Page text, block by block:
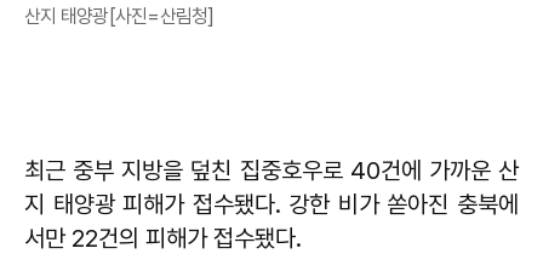
산지 태양광[사진=산림청]
최근 중부 지방을 덮친 집중호우로 40건에 가까운 산
지 태양광 피해가 접수됐다. 강한 비가 쏟아진 충북에
서만 22건의 피해가 접수됐다.